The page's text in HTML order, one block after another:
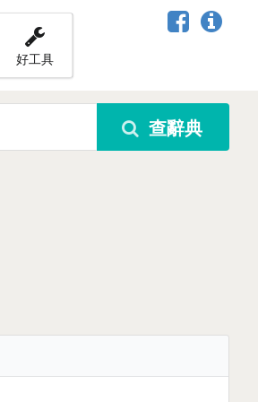
好工具
查辭典